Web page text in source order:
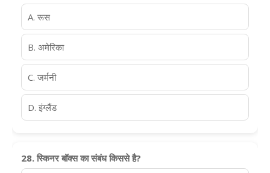
A. रूस
B. अमेरिका
C. जर्मनी
D. इंग्लैंड
28. स्किनर बॉक्स का संबंध किससे है?